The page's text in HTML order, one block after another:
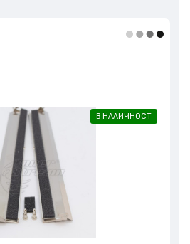
В НАЛИЧНОСТ